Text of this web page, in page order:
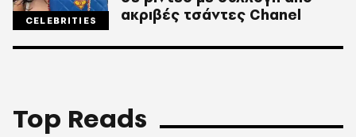
CELEBRITIES
ακριβές τσάντες Chanel
Top Reads